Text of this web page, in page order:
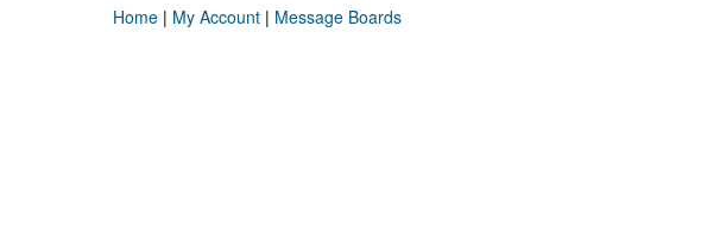
Home| My Account| Message Boards